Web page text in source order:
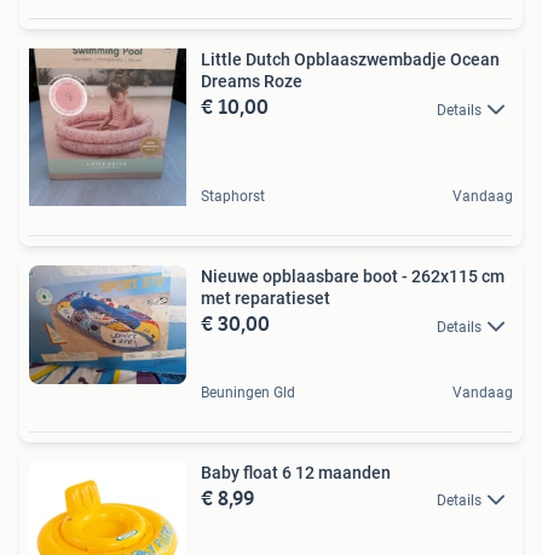
Little Dutch Opblaaszwembadje Ocean
Dreams Roze
€ 10,00 Details
Staphorst Vandaag
Nieuwe opblaasbare boot - 262x115 cm
met reparatieset
€ 30,00 Details
Beuningen Gld Vandaag
Baby float 6 12 maanden
€ 8,99 Details